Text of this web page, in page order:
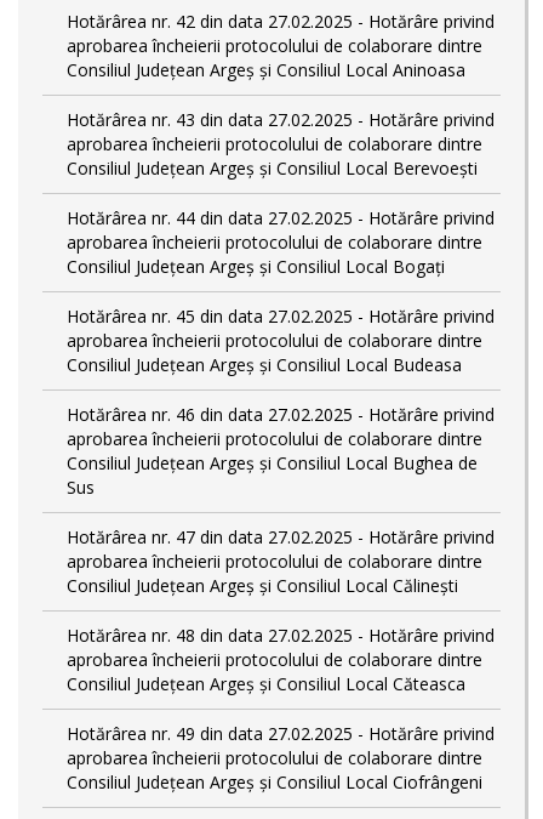
Hotărârea nr. 42 din data 27.02.2025 - Hotărâre privind
aprobarea încheierii protocolului de colaborare dintre
Consiliul Județean Argeș și Consiliul Local Aninoasa
Hotărârea nr. 43 din data 27.02.2025 - Hotărâre privind
aprobarea încheierii protocolului de colaborare dintre
Consiliul Județean Argeș și Consiliul Local Berevoești
Hotărârea nr. 44 din data 27.02.2025 - Hotărâre privind
aprobarea încheierii protocolului de colaborare dintre
Consiliul Județean Argeș și Consiliul Local Bogați
Hotărârea nr. 45 din data 27.02.2025 - Hotărâre privind
aprobarea încheierii protocolului de colaborare dintre
Consiliul Județean Argeș și Consiliul Local Budeasa
Hotărârea nr. 46 din data 27.02.2025 - Hotărâre privind
aprobarea încheierii protocolului de colaborare dintre
Consiliul Județean Argeș și Consiliul Local Bughea de
Sus
Hotărârea nr. 47 din data 27.02.2025 - Hotărâre privind
aprobarea încheierii protocolului de colaborare dintre
Consiliul Județean Argeș și Consiliul Local Călinești
Hotărârea nr. 48 din data 27.02.2025 - Hotărâre privind
aprobarea încheierii protocolului de colaborare dintre
Consiliul Județean Argeș și Consiliul Local Căteasca
Hotărârea nr. 49 din data 27.02.2025 - Hotărâre privind
aprobarea încheierii protocolului de colaborare dintre
Consiliul Județean Argeș și Consiliul Local Ciofrângeni